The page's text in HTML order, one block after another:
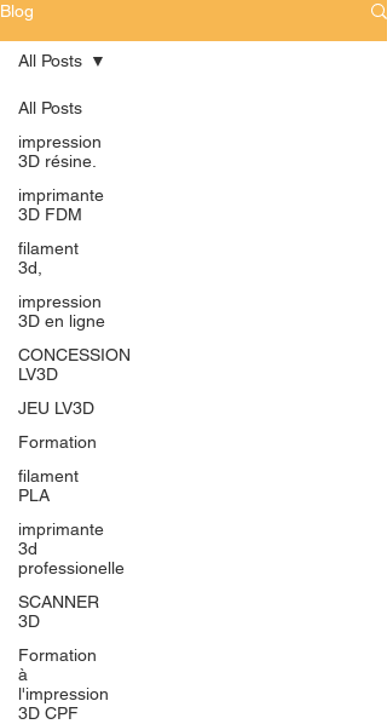
Blog
All Posts
impression
3D résine.
imprimante
3D FDM
filament
3d,
impression
3D en ligne
CONCESSION
LV3D
JEU LV3D
Formation
filament
PLA
imprimante
3d
professionelle
SCANNER
3D
Formation
à
l'impression
3D CPF
All Posts